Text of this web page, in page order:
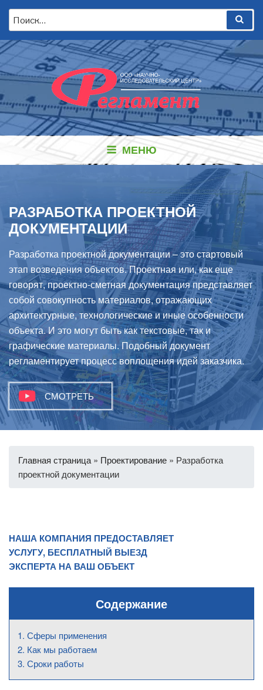
Перейти
содержимому
Искать:
МЕНЮ
РАЗРАБОТКА ПРОЕКТНОЙ
ДОКУМЕНТАЦИИ
Разработка проектной документации – это стартовый
этап возведения объектов. Проектная или, как еще
говорят, проектно-сметная документация представляет
собой совокупность материалов, отражающих
архитектурные, технологические и иные особенности
объекта. И это могут быть как текстовые, так и
графические материалы. Подобный документ
регламентирует процесс воплощения идей заказчика.
СМОТРЕТЬ
Главная страница » Проектирование » Разработка
проектной документации
НАША КОМПАНИЯ ПРЕДОСТАВЛЯЕТ
УСЛУГУ, БЕСПЛАТНЫЙ ВЫЕЗД
ЭКСПЕРТА НА ВАШ ОБЪЕКТ
Содержание
Сферы применения
Как мы работаем
Сроки работы